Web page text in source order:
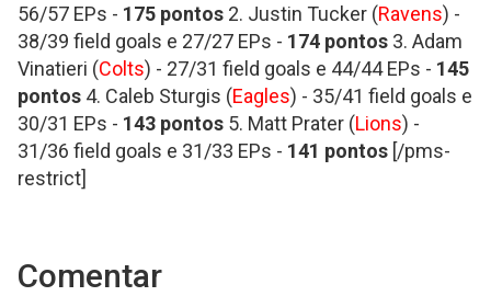
56/57 EPs - 175 pontos 2. Justin Tucker (Ravens) -
38/39 field goals e 27/27 EPs - 174 pontos 3. Adam
Vinatieri (Colts) - 27/31 field goals e 44/44 EPs - 145
pontos 4. Caleb Sturgis (Eagles) - 35/41 field goals e
30/31 EPs - 143 pontos 5. Matt Prater (Lions) -
31/36 field goals e 31/33 EPs - 141 pontos [/pms-
restrict]
Comentar